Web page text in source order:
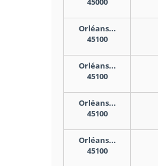
Orléans...
45100
Orléans...
45100
Orléans...
45100
Orléans...
45100